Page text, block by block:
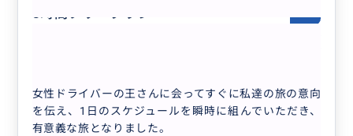
女性ドライバーの王さんに会ってすぐに私達の旅の意向
を伝え、1日のスケジュールを瞬時に組んでいただき、
有意義な旅となりました。